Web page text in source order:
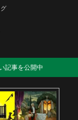
記事を公開中